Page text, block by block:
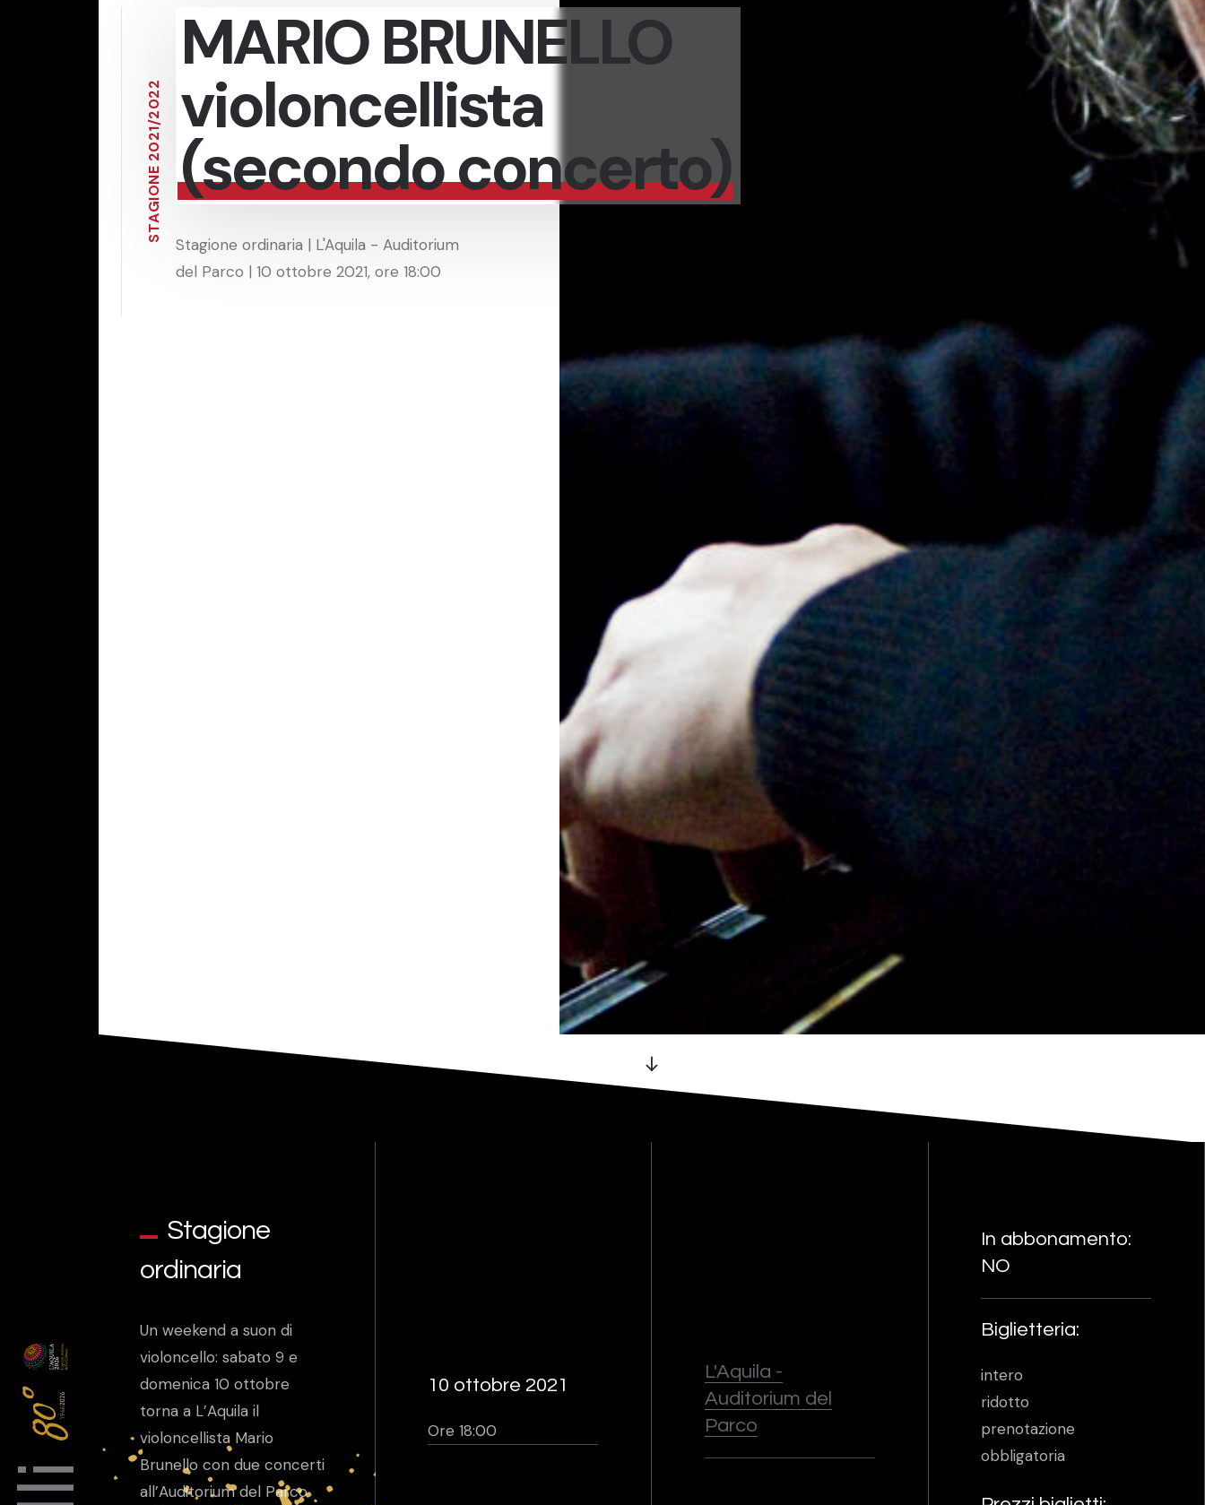
S
T
A
G
I
O
N
E
2
0
2
1
/
2
0
2
2
MARIO BRUNELLO
violoncellista
(secondo concerto)
Stagione ordinaria | L'Aquila - Auditorium
del Parco | 10 ottobre 2021, ore 18:00
Stagione
ordinaria
Un weekend a suon di
violoncello: sabato 9 e
domenica 10 ottobre
torna a L’Aquila il
violoncellista Mario
Brunello con due concerti
all’Auditorium del Parco
10 ottobre 2021
Ore 18:00
L'Aquila -
Auditorium del
Parco
In abbonamento:
NO
Biglietteria:
intero
ridotto
prenotazione
obbligatoria